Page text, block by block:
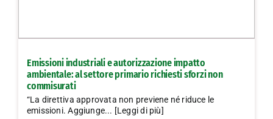
Lavora con noi
Contatti
Emissioni industriali e autorizzazione impatto
ambientale: al settore primario richiesti sforzi non
commisurati
“La direttiva approvata non previene né riduce le
emissioni. Aggiunge... [Leggi di più]